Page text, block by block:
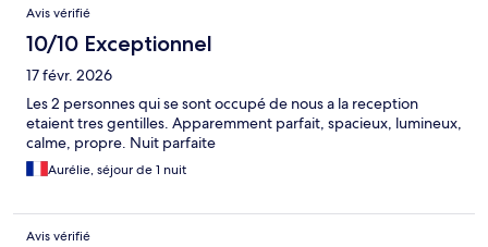
Avis vérifié
10/10 Exceptionnel
17 févr. 2026
Les 2 personnes qui se sont occupé de nous a la reception
etaient tres gentilles. Apparemment parfait, spacieux, lumineux,
calme, propre. Nuit parfaite
Aurélie, séjour de 1 nuit
Avis vérifié